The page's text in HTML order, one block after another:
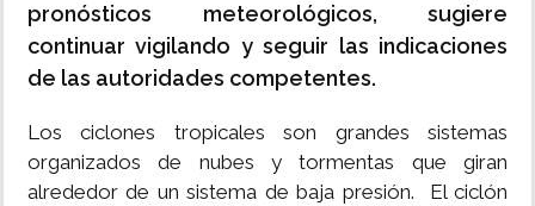
pronósticos meteorológicos,
sugiere
continuar vigilando y seguir las indicaciones
de las autoridades competentes.
Los ciclones tropicales son grandes sistemas
organizados de nubes y tormentas que giran
alrededor de un sistema de baja presión. El ciclón